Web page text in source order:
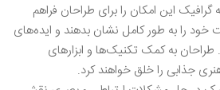
این امکان را برای طراحان فراهم
خود را به طور کامل نشان بدهند و ایده‌های
طراحان به کمک تکنیک‌ها و ابزارهای
جذابی را خلق خواهند کرد.